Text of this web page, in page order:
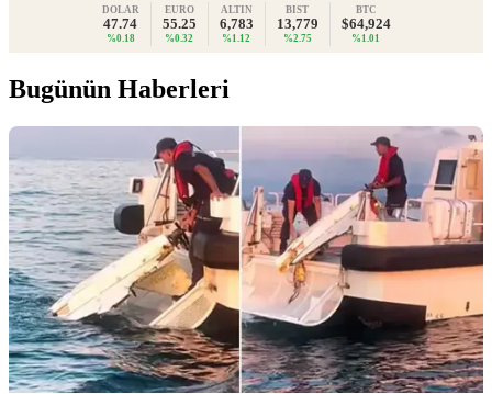
DOLAR
47.74
%0.18
EURO
55.25
%0.32
ALTIN
6,783
%1.12
BIST
13,779
%2.75
BTC
$64,924
%1.01
Bugünün Haberleri